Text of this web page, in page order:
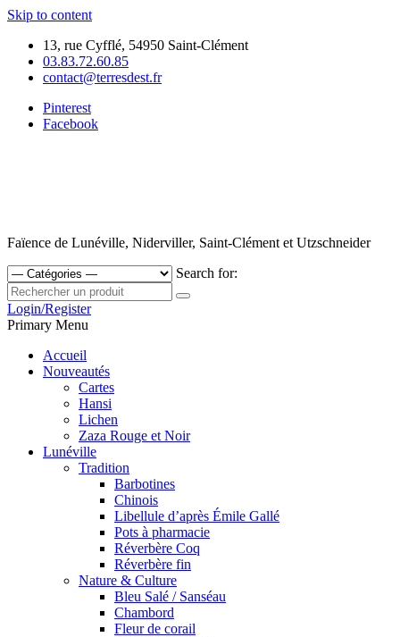
Skip to content
13, rue Cyfflé, 54950 Saint-Clément
03.83.72.60.85
contact@terresdest.fr
Pinterest
Facebook
Faïence de Lunéville, Niderviller, Saint-Clément et Utzschneider
Search for:
Login/Register
Primary Menu
Accueil
Nouveautés
Cartes
Hansi
Lichen
Zaza Rouge et Noir
Lunéville
Tradition
Barbotines
Chinois
Libellule d’après Émile Gallé
Pots à pharmacie
Réverbère Coq
Réverbère fin
Nature & Culture
Bleu Salé / Sanséau
Chambord
Fleur de corail